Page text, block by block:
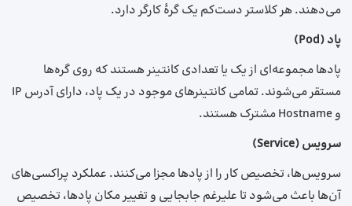
می‌دهند. هر کلاستر دست‌کم یک گرهٔ کارگر دارد.
پاد (Pod)
پادها مجموعه‌ای از یک یا تعدادی کانتینر هستند که روی گره‌ها
مستقر می‌شوند. تمامی کانتینرهای موجود در یک پاد، دارای آدرس IP
و Hostname مشترک هستند.
سرویس (Service)
سرویس‌ها، تخصیص کار را از پادها مجزا می‌کنند. عملکرد پراکسی‌های
آن‌ها باعث می‌شود تا علیرغم جابجایی و تغییر مکان پادها، تخصیص